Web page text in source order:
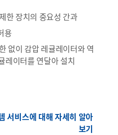
한 장치의 중요성 간과
용
없이 감압 레귤레이터와 역
레이터를 연달아 설치
서비스에 대해 자세히 알아
보기